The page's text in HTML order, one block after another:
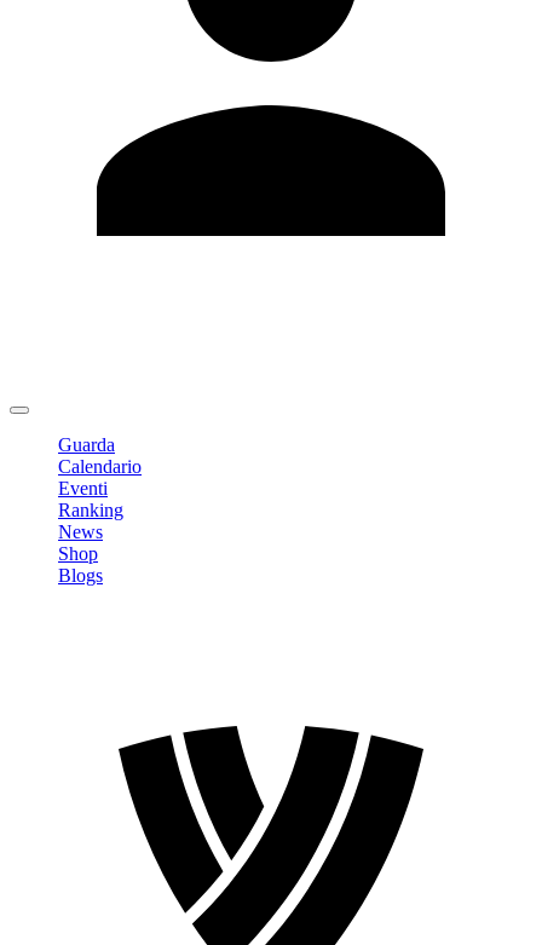
Guarda
Calendario
Eventi
Ranking
News
Shop
Blogs